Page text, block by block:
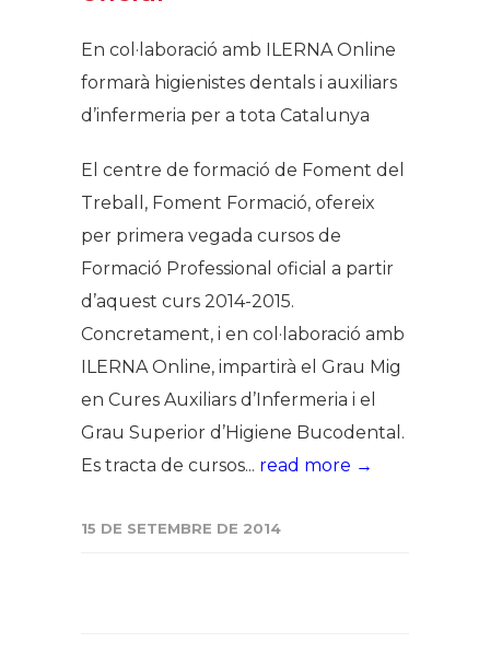
En col·laboració amb ILERNA Online
formarà higienistes dentals i auxiliars
d’infermeria per a tota Catalunya
El centre de formació de Foment del
Treball, Foment Formació, ofereix
per primera vegada cursos de
Formació Professional oficial a partir
d’aquest curs 2014-2015.
Concretament, i en col·laboració amb
ILERNA Online, impartirà el Grau Mig
en Cures Auxiliars d’Infermeria i el
Grau Superior d’Higiene Bucodental.
Es tracta de cursos... read more →
15 DE SETEMBRE DE 2014